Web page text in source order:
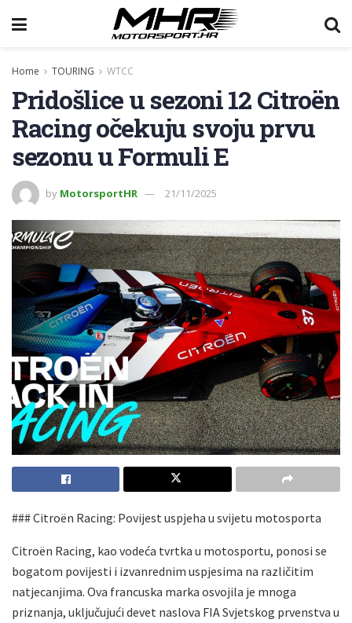
Home TOURING WTCC
Pridošlice u sezoni 12 Citroën
Racing očekuju svoju prvu
sezonu u Formuli E
by MotorsportHR 21/11/2025
### Citroën Racing: Povijest uspjeha u svijetu motosporta
Citroën Racing, kao vodeća tvrtka u motosportu, ponosi se
bogatom povijesti i izvanrednim uspjesima na različitim
natjecanjima. Ova francuska marka osvojila je mnoga
priznanja, uključujući devet naslova FIA Svjetskog prvenstva u